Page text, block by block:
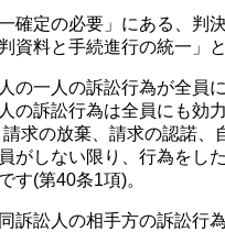
確定の必要」にある、判
資料と手続進行の統一」
の一人の訴訟行為が全員
の訴訟行為は全員にも効
求の放棄、請求の認諾、
がしない限り、行為をし
す(第40条1項)。
訴訟人の相手方の訴訟行